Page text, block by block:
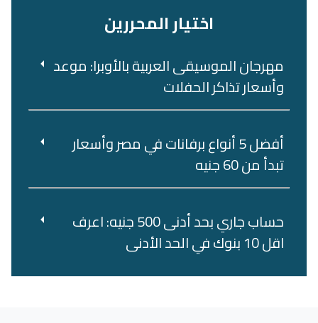
اختيار المحررين
مهرجان الموسيقى العربية بالأوبرا: موعد
وأسعار تذاكر الحفلات
أفضل 5 أنواع برفانات في مصر وأسعار
تبدأ من 60 جنيه
حساب جاري بحد أدنى 500 جنيه: اعرف
اقل 10 بنوك في الحد الأدنى